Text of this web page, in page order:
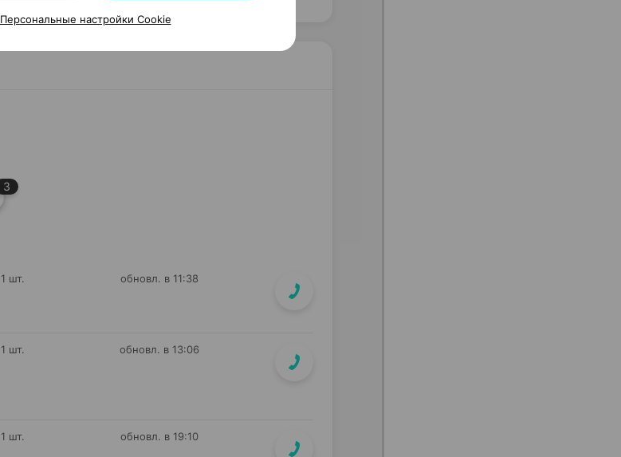
3
1 шт. обновл. в 11:38
1 шт. обновл. в 13:06
1 шт. обновл. в 19:10
Персональные настройки Cookie